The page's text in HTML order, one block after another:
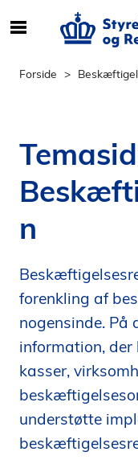
e
r
i
n
h
l
d
p
å
s
i
d
e
Forside
n
forenkling af
nogensinde. På
information,
kasser,
understøtte